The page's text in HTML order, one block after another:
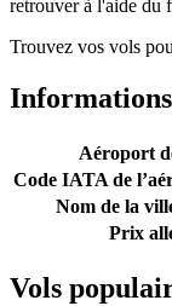
retrouver à l'aide du
Trouvez vos vols
Aéroport
Code IATA de
Nom de la
Prix
Vols